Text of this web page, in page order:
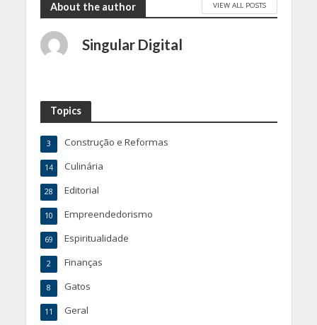
About the author VIEW ALL POSTS
Singular Digital
Topics
Construção e Reformas
3
Culinária
14
Editorial
28
Empreendedorismo
10
Espiritualidade
69
Finanças
2
Gatos
8
Geral
11